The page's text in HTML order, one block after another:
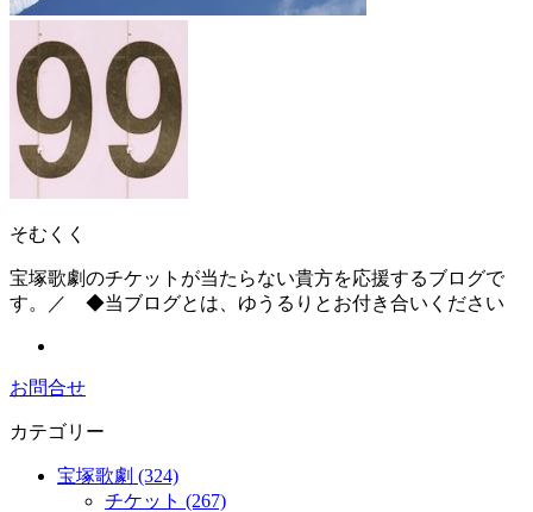
そむくく
宝塚歌劇のチケットが当たらない貴方を応援するブログで
す。／ ◆当ブログとは、ゆうるりとお付き合いください
お問合せ
カテゴリー
宝塚歌劇 (324)
チケット (267)